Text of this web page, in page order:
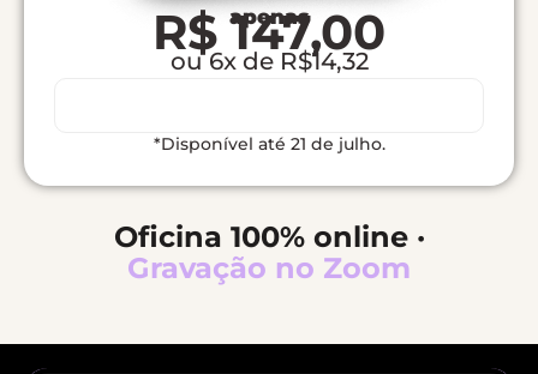
apenas
R$ 147,00
ou 6x de R$14,32
*Disponível até 21 de julho.
Oficina 100% online ·
Gravação no Zoom